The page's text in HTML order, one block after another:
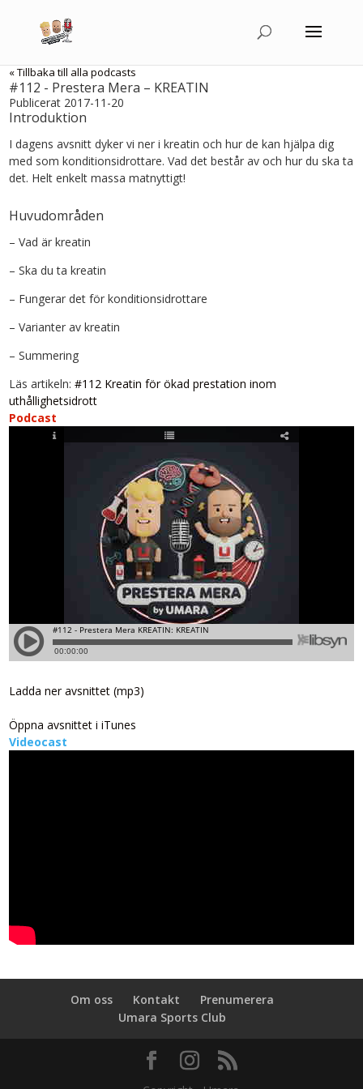
« Tillbaka till alla podcasts
#112 - Prestera Mera – KREATIN
Publicerat 2017-11-20
Introduktion
I dagens avsnitt dyker vi ner i kreatin och hur de kan hjälpa dig
med som konditionsidrottare. Vad det består av och hur du ska ta
det. Helt enkelt massa matnyttigt!
Huvudområden
– Vad är kreatin
– Ska du ta kreatin
– Fungerar det för konditionsidrottare
– Varianter av kreatin
– Summering
Läs artikeln:#112 Kreatin för ökad prestation inom
uthållighetsidrott
Podcast
Ladda ner avsnittet (mp3)
Öppna avsnittet i iTunes
Videocast
Om oss Kontakt
Prenumerera
Umara Sports Club